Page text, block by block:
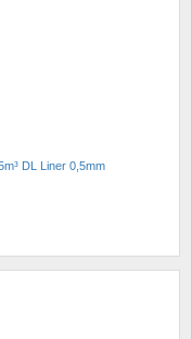
DL Liner 0,5mm